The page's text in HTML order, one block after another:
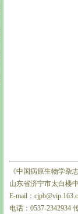
《中国病原生物学杂
山东省济宁市太白楼
E-mail：
电话：0537-2342934